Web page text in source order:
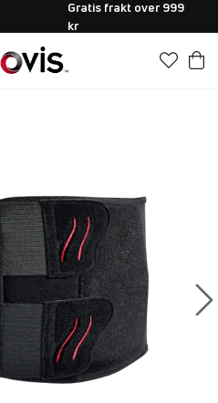
Gratis frakt over 999
kr